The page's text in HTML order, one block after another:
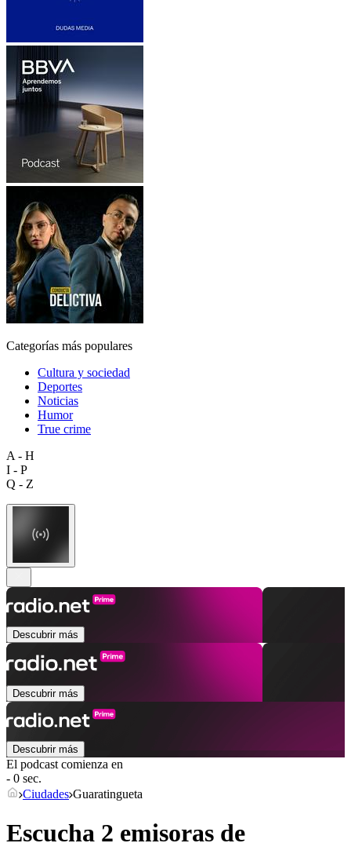
Categorías más populares
Cultura y sociedad
Deportes
Noticias
Humor
True crime
A - H
I - P
Q - Z
Descubrir más
Descubrir más
Descubrir más
El podcast comienza en
- 0 sec.
Ciudades Guaratingueta
Escucha 2 emisoras de